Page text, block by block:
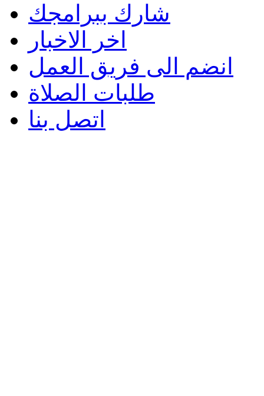
شارك ببرامجك
اخر الاخبار
انضم الى فريق العمل
طلبات الصلاة
اتصل بنا